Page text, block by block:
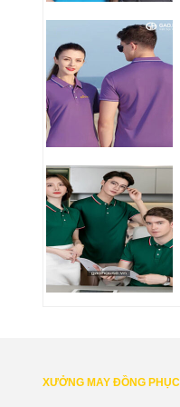
XƯỞNG MAY ĐỒNG